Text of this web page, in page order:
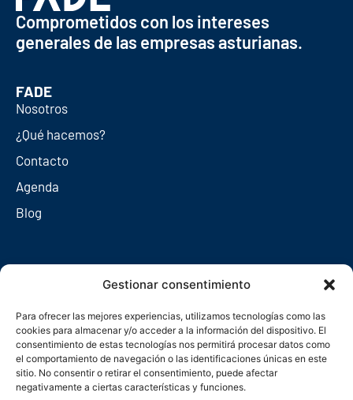
Gestionar consentimiento
Para ofrecer las mejores experiencias, utilizamos tecnologías como las
cookies para almacenar y/o acceder a la información del dispositivo. El
consentimiento de estas tecnologías nos permitirá procesar datos como
el comportamiento de navegación o las identificaciones únicas en este
sitio. No consentir o retirar el consentimiento, puede afectar
negativamente a ciertas características y funciones.
Comprometidos con los intereses
generales de las empresas asturianas.
FADE
Nosotros
¿Qué hacemos?
Contacto
Agenda
Blog
Redes sociales